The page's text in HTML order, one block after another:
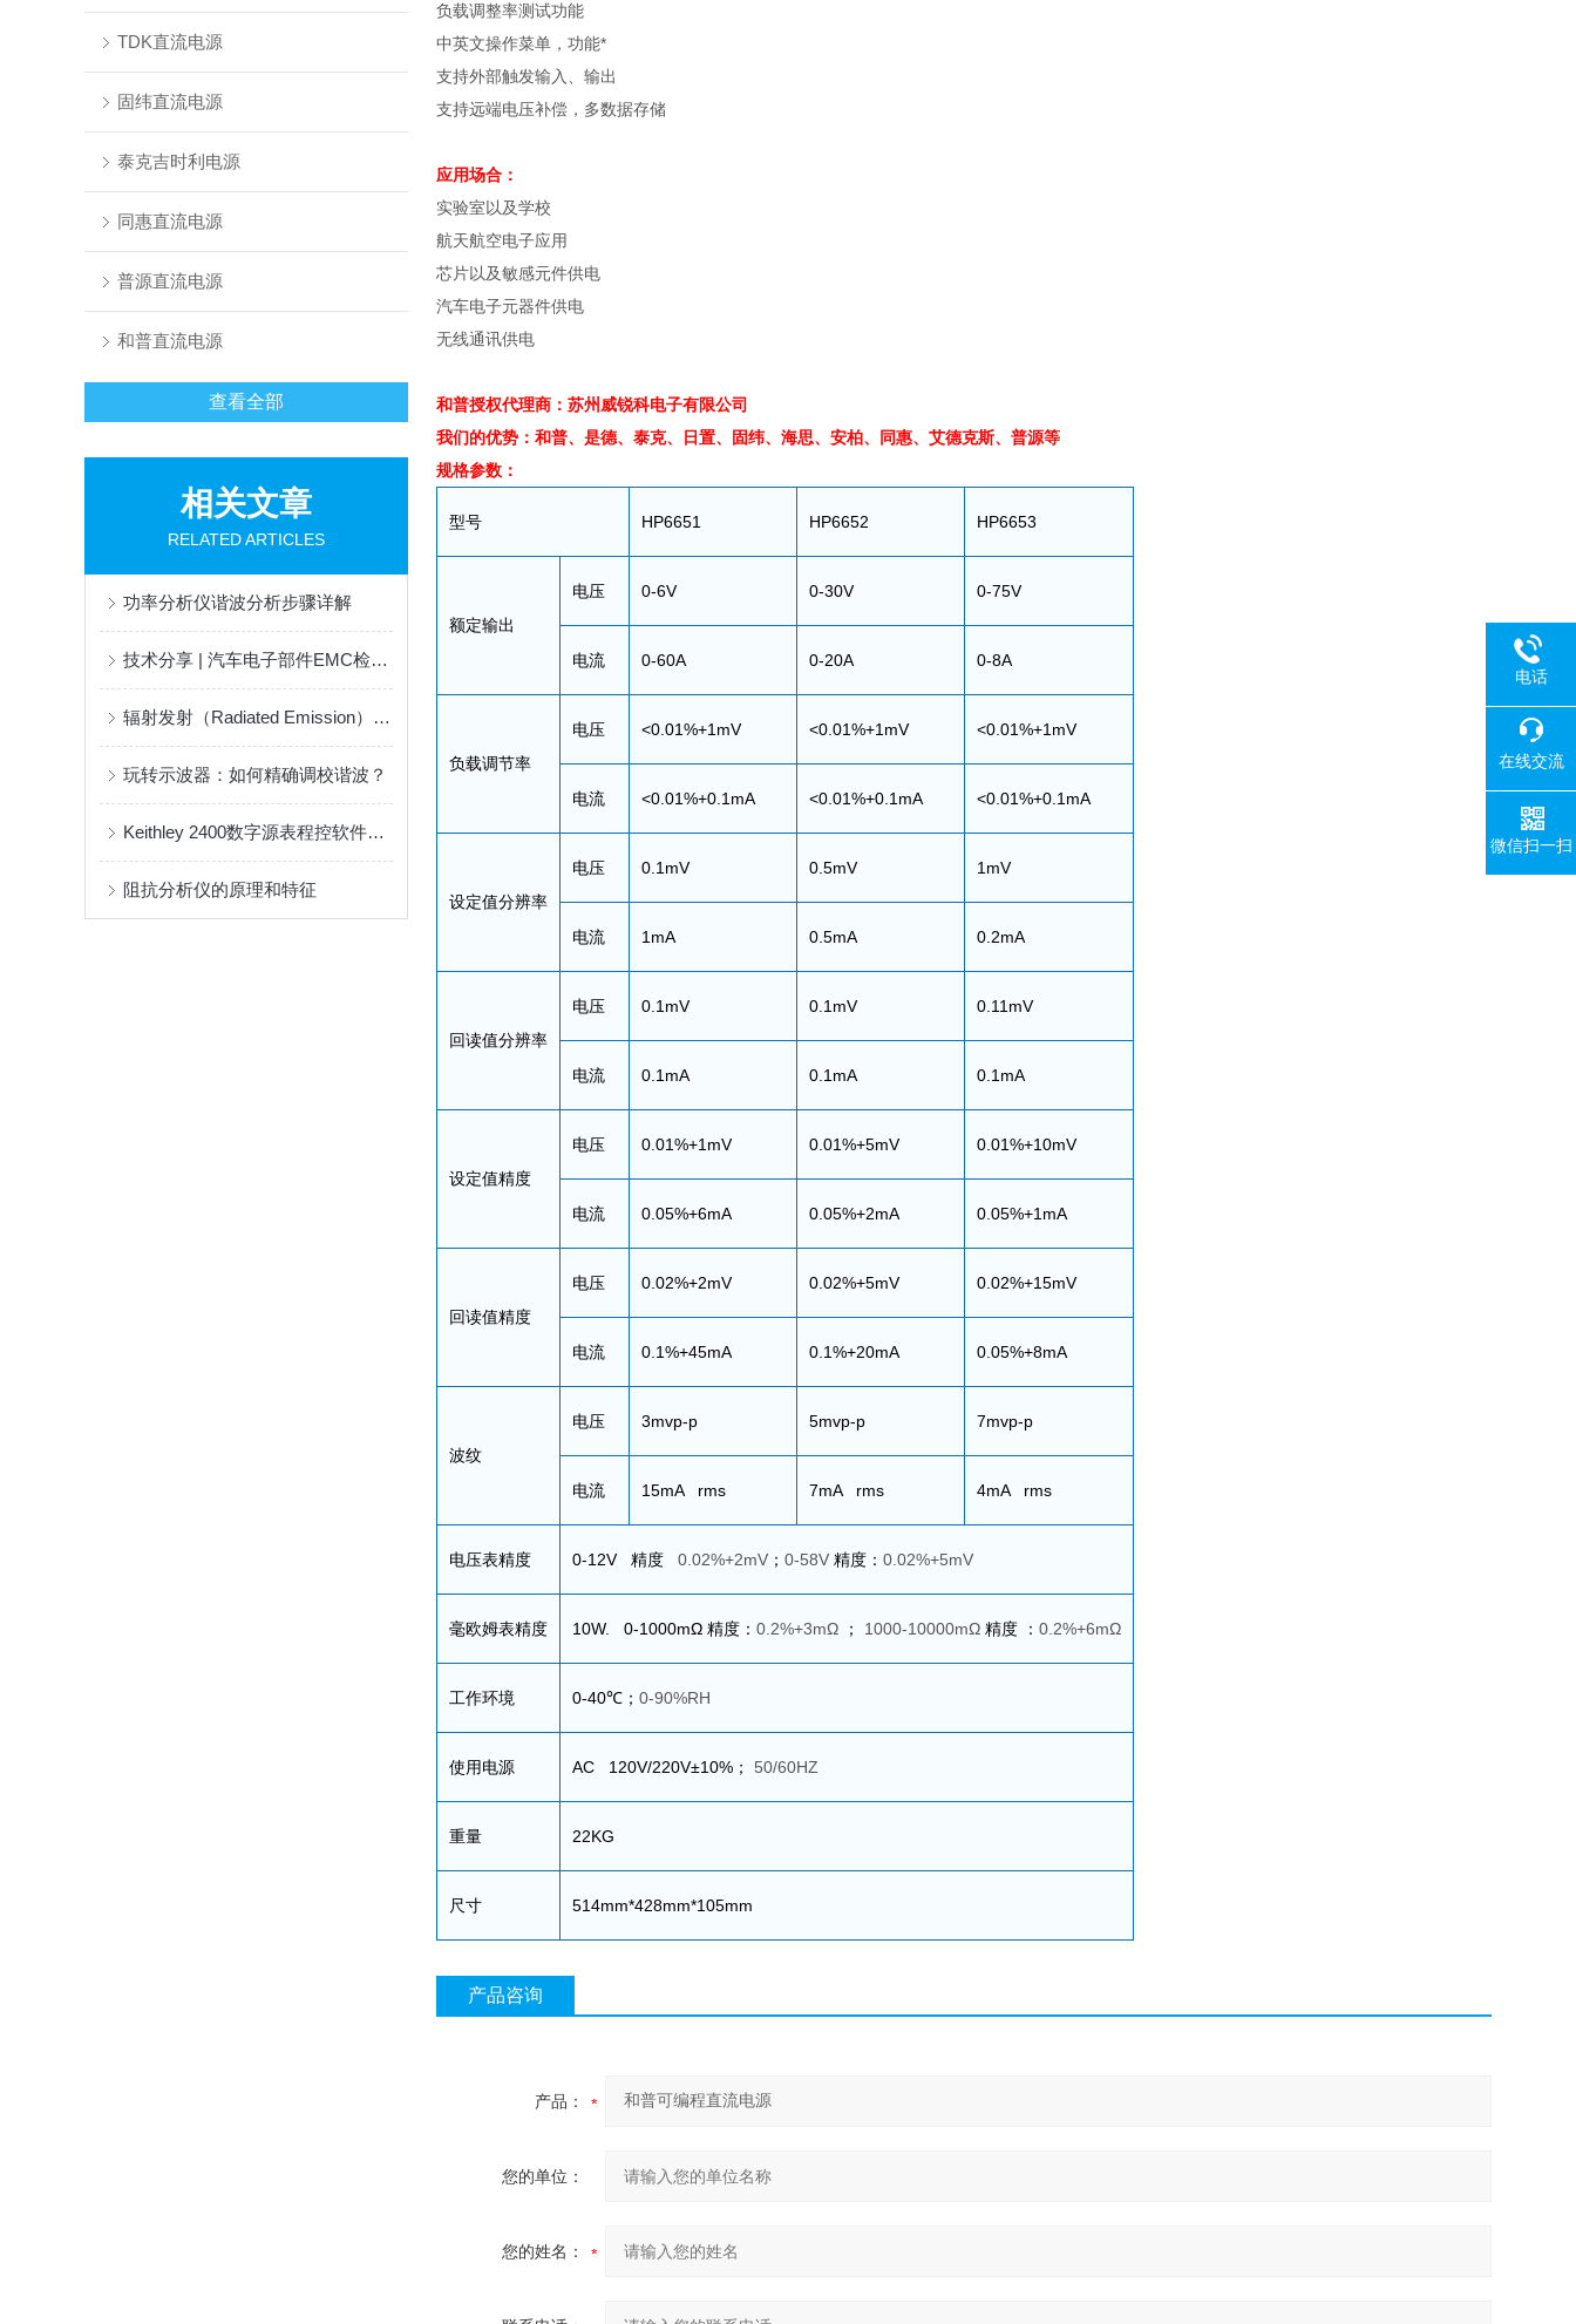
TDK直流电源
固纬直流电源
泰克吉时利电源
同惠直流电源
普源直流电源
和普直流电源
查看全部
相关文章
RELATED ARTICLES
功率分析仪谐波分析步骤详解
技术分享 | 汽车电子部件EMC检测主要项目及标准速览
辐射发射（Radiated Emission）测试解决方法及注意事项
玩转示波器：如何精确调校谐波？
Keithley 2400数字源表程控软件自动测量电阻电压
阻抗分析仪的原理和特征
负载调整率测试功能
中英文操作菜单，功能*
支持外部触发输入、输出
支持远端电压补偿，多数据存储
应用场合：
实验室以及学校
航天航空电子应用
芯片以及敏感元件供电
汽车电子元器件供电
无线通讯供电
和普授权代理商：苏州威锐科电子有限公司
我们的优势：和普、是德、泰克、日置、固纬、海思、安柏、
同惠、 艾德克斯、普源等
规格参数：
型号 HP6651 HP6652 HP6653
额定输出
电压 0-6V 0-30V 0-75V
电流 0-60A 0-20A 0-8A
负载调节率
电压 <0.01%+1mV <0.01%+1mV <0.01%+1mV
电流 <0.01%+0.1mA <0.01%+0.1mA <0.01%+0.1mA
设定值分辨率
电压 0.1mV 0.5mV 1mV
电流 1mA 0.5mA 0.2mA
回读值分辨率
电压 0.1mV 0.1mV 0.11mV
电流 0.1mA 0.1mA 0.1mA
设定值精度
电压 0.01%+1mV 0.01%+5mV 0.01%+10mV
电流 0.05%+6mA 0.05%+2mA 0.05%+1mA
回读值精度
电压 0.02%+2mV 0.02%+5mV 0.02%+15mV
电流 0.1%+45mA 0.1%+20mA 0.05%+8mA
波纹
电压 3mvp-p 5mvp-p 7mvp-p
电流 15mA rms 7mA rms 4mA rms
电压表精度 0-12V 精度 0.02%+2mV ； 0-58V 精度： 0.02%+5mV
毫欧姆表精度 10W. 0-1000mΩ 精度： 0.2%+3mΩ ； 1000-10000mΩ 精度 ： 0.2%+6mΩ
工作环境 0-40℃ ； 0-90%RH
使用电源 AC 120V/220V±10% ； 50/60HZ
重量 22KG
尺寸 514mm*428mm*105mm
产品咨询
产品：
您的单位：
您的姓名：
电话
在线交流
微信扫一扫